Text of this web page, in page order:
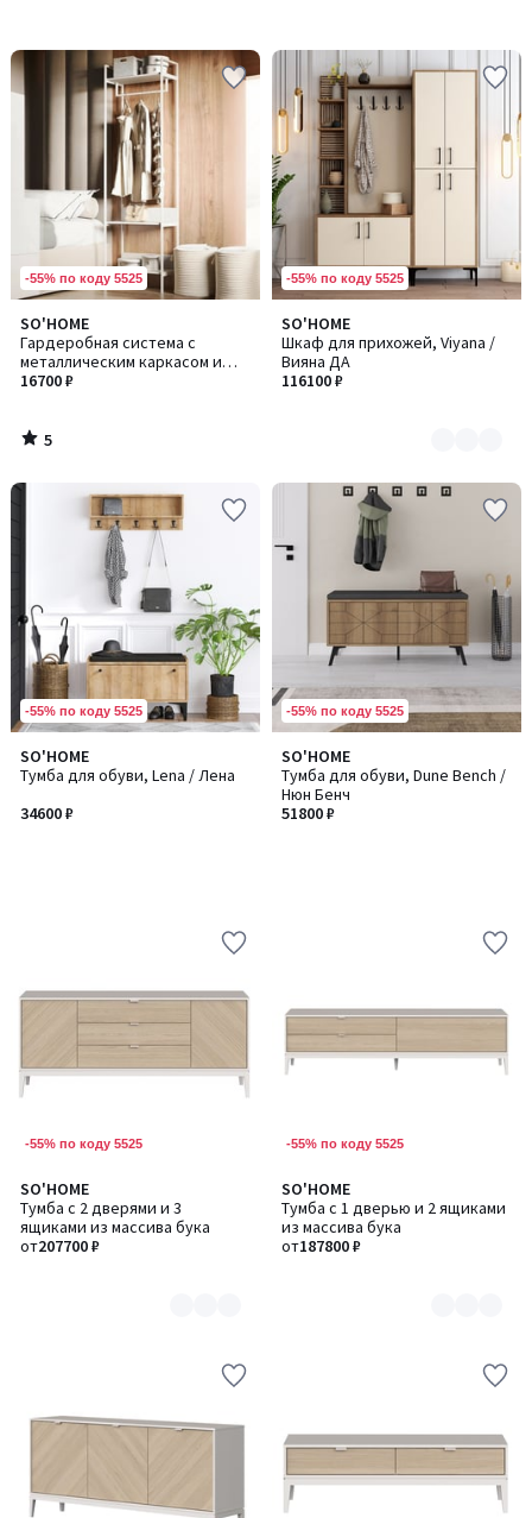
-55% по коду 5525
SO'HOME
Гардеробная система с
металлическим каркасом и
полками
16700 ₽
5
/
5
5
/
-55% по коду 5525
SO'HOME
Шкаф для прихожей, Viyana /
Вияна ДА
116100 ₽
Количество
цветов:
2
-55% по коду 5525
SO'HOME
Тумба для обуви, Lena / Лена
34600 ₽
-55% по коду 5525
SO'HOME
Тумба для обуви, Dune Bench /
Нюн Бенч
51800 ₽
-55% по коду 5525
SO'HOME
Тумба с 2 дверями и 3
ящиками из массива бука
от207700 ₽
Количество
цветов:
2
-55% по коду 5525
SO'HOME
Тумба с 1 дверью и 2 ящиками
из массива бука
от187800 ₽
Количество
цветов:
2